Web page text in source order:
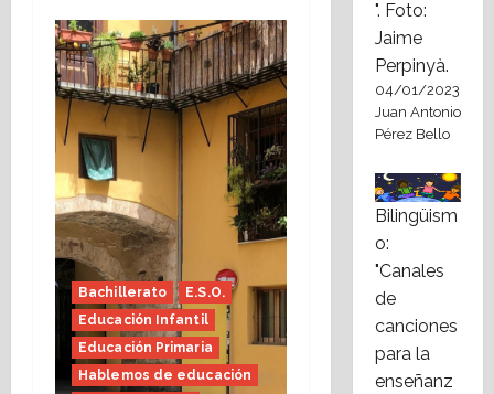
Bachillerato
E.S.O.
Educación Infantil
Educación Primaria
Hablemos de educación
". Foto:
Jaime
Perpinyà.
04/01/2023
Juan Antonio
Pérez Bello
Bilingüism
o:
"Canales
de
canciones
para la
enseñanz